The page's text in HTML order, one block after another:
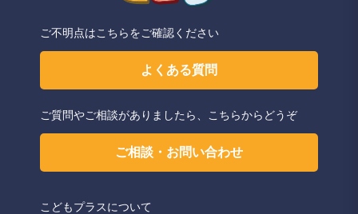
ご不明点はこちらをご確認ください
よくある質問
ご質問やご相談がありましたら、こちらからどうぞ
ご相談・お問い合わせ
こどもプラスについて